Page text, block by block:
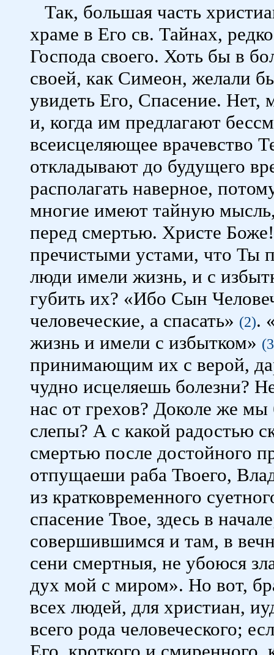
Так, большая часть
храме в Его св. Тайнах,
Господа своего. Хоть бы в
своей, как Симеон, желали
увидеть Его, Спасение. Нет,
и, когда им предлагают
всеисцеляющее врачевство
откладывают до будущего
располагать наверное,
многие имеют тайную
перед смертью. Христе
пречистыми устами, что Ты
люди имели жизнь, и с
губить их? «Ибо Сын
человеческие, а спасать» (2).
жизнь и имели с избытком»
принимающим их с верой,
чудно исцеляешь болезни?
нас от грехов? Доколе же
слепы? А с какой радостью
смертью после достойного
отпущаеши раба Твоего,
из кратковременного
спасение Твое, здесь в
совершившимся и там, в
сени смертныя, не убоюся
дух мой с миром». Но вот,
всех людей, для христиан,
всего рода человеческого;